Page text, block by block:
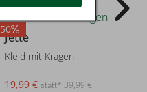
50
Jette
Kleid mit Kragen
19,99 € statt* 39,99 €